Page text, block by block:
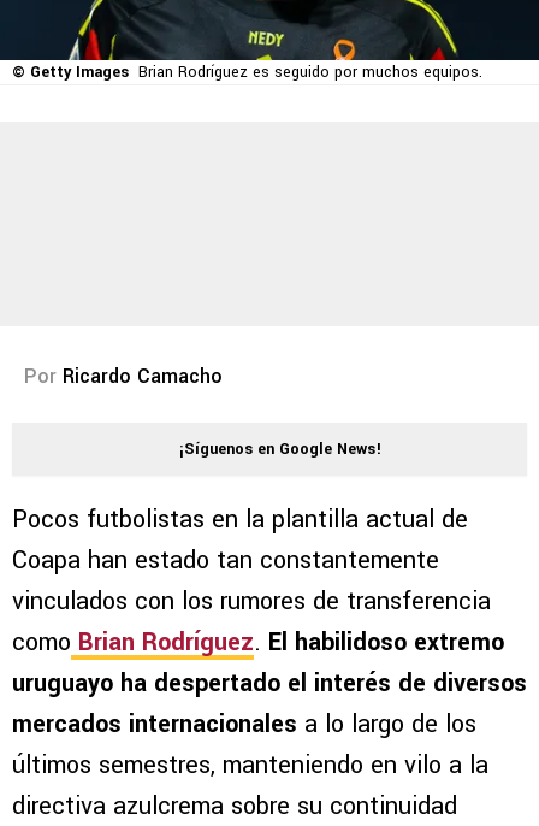
© Getty Images Brian Rodríguez es seguido por muchos equipos.
Por Ricardo Camacho
¡Síguenos en Google News!
Pocos futbolistas en la plantilla actual de
Coapa han estado tan constantemente
vinculados con los rumores de transferencia
como Brian Rodríguez. El habilidoso extremo
uruguayo ha despertado el interés de diversos
mercados internacionales a lo largo de los
últimos semestres, manteniendo en vilo a la
directiva azulcrema sobre su continuidad